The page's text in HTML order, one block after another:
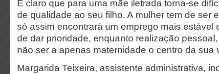
É claro que para uma mãe iletrada torna-se
de qualidade ao seu filho. A mulher tem de ser
só assim encontrará um emprego mais estável
de dar prioridade, enquanto realização
não ser a apenas maternidade o centro da
Margarida Teixeira, assistente administrativa,